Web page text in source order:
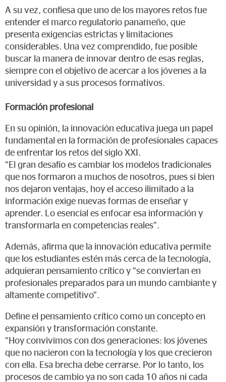
A su vez, confiesa que uno de los mayores retos fue
entender el marco regulatorio panameño, que
presenta exigencias estrictas y limitaciones
considerables. Una vez comprendido, fue posible
buscar la manera de innovar dentro de esas reglas,
siempre con el objetivo de acercar a los jóvenes a la
universidad y a sus procesos formativos.
Formación profesional
En su opinión, la innovación educativa juega un papel
fundamental en la formación de profesionales capaces
de enfrentar los retos del siglo XXI.
“El gran desafío es cambiar los modelos tradicionales
que nos formaron a muchos de nosotros, pues si bien
nos dejaron ventajas, hoy el acceso ilimitado a la
información exige nuevas formas de enseñar y
aprender. Lo esencial es enfocar esa información y
transformarla en competencias reales”.
Además, afirma que la innovación educativa permite
que los estudiantes estén más cerca de la tecnología,
adquieran pensamiento crítico y “se conviertan en
profesionales preparados para un mundo cambiante y
altamente competitivo”.
Define el pensamiento crítico como un concepto en
expansión y transformación constante.
“Hoy convivimos con dos generaciones: los jóvenes
que no nacieron con la tecnología y los que crecieron
con ella. Esa brecha debe cerrarse. Por lo tanto, los
procesos de cambio ya no son cada 10 años ni cada